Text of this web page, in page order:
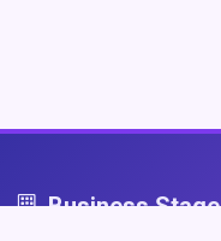
Business Stage